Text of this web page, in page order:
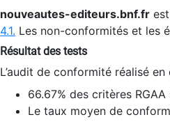
nouveautes-editeurs.bnf.fr
4.1. Les non-conformités et les
Résultat des tests
L’audit de conformité réalisé
66.67% des critères
Le taux moyen de